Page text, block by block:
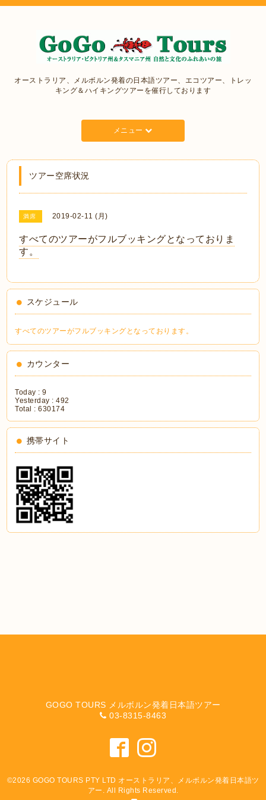
オーストラリア、メルボルン発着の日本語ツアー、エコツアー、トレッ
キング＆ハイキングツアーを催行しております
メニュー
ツアー空席状況
満席 2019-02-11 (月)
すべてのツアーがフルブッキングとなっておりま
す。
スケジュール
すべてのツアーがフルブッキングとなっております。
カウンター
Today :9
Yesterday :492
Total :630174
携帯サイト
GOGO TOURS メルボルン発着日本語ツアー
03-8315-8463
©2026 GOGO TOURS PTY LTD オーストラリア、メルボルン発着日本語ツ
アー . All Rights Reserved.